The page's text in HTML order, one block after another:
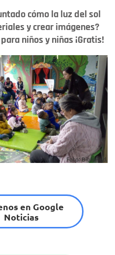
cómo la luz del sol
y crear imágenes?
niños y niñas ¡Gratis!
Foto: BibloRed.
en Google
Noticias